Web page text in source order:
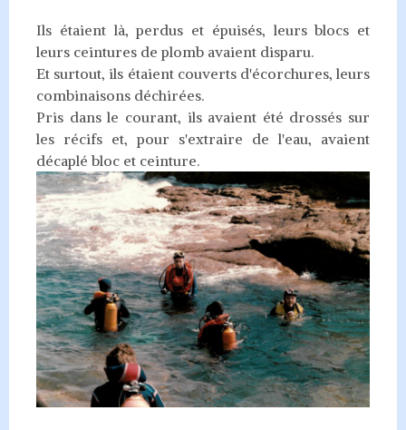
Ils étaient là, perdus et épuisés, leurs blocs et
leurs ceintures de plomb avaient disparu.
Et surtout, ils étaient couverts d'écorchures, leurs
combinaisons déchirées.
Pris dans le courant, ils avaient été drossés sur
les récifs et, pour s'extraire de l'eau, avaient
décaplé bloc et ceinture.